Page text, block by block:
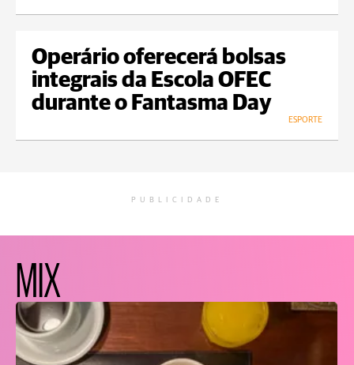
Operário oferecerá bolsas
integrais da Escola OFEC
durante o Fantasma Day
ESPORTE
PUBLICIDADE
MIX